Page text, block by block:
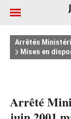
Arrêtés
Mises en
Arrêté